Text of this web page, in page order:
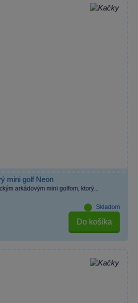
mini golf Neon
arkádovým mini golfom, ktorý...
Skladom
Do košíka